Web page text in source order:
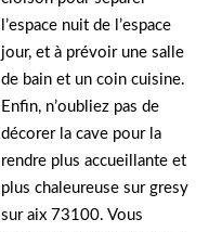
l’espace nuit de l’espace
jour, et à prévoir une salle
de bain et un coin cuisine.
Enfin, n’oubliez pas de
décorer la cave pour la
rendre plus accueillante et
plus chaleureuse sur gresy
sur aix 73100. Vous